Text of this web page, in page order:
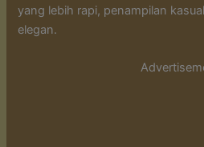
yang lebih rapi, penampilan
elegan.